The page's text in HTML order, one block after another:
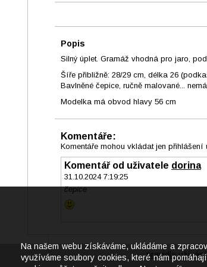
Popis
Silný úplet. Gramáž vhodná pro jaro,
Šíře přibližně: 28/29 cm, délka 26
Bavlněné čepice, ručně malované...
Modelka má obvod hlavy 56 cm
Komentáře:
Komentáře mohou vkládat jen přihlášení
Komentář od uživatele dorina
31.10.2024 7:19:25
čepice
pravidla užívání
Na našem webu získáváme, ukládáme a
využíváme soubory cookies, které nám